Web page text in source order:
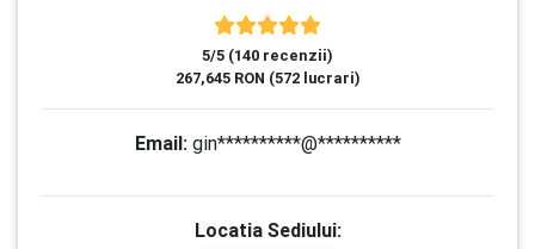
5/5 (140 recenzii)
267,645 RON (572 lucrari)
Email:gin**********@**********
Locatia Sediului: